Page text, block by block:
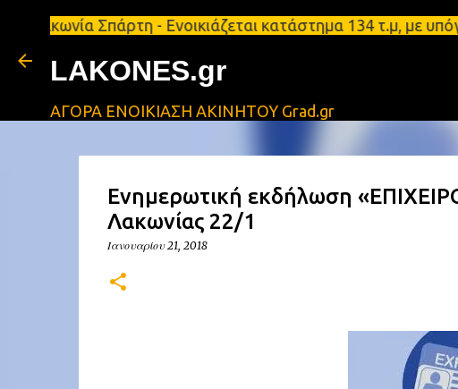
Σπάρτη - Ενοικιάζεται κατάστημα 134 τ.μ, με
LAKONES.gr
ΑΓΟΡΑ ΕΝΟΙΚΙΑΣΗ ΑΚΙΝΗΤΟΥ Grad.gr
Eνημερωτική εκδήλωση
Λακωνίας 22/1
Ιανουαρίου 21, 2018